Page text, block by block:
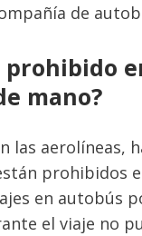
de
prohibido
mano?
las aerolíneas,
prohibidos
en autobús
el viaje no